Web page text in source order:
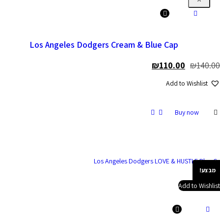
Los Angeles Dodgers Cream & Blue Cap
₪110.00
Add to
Buy
Add